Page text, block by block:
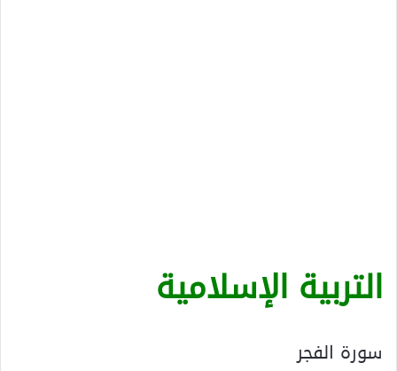
التربية الإسلامية
سورة الفجر